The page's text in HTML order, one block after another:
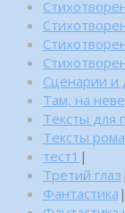
Сценарии и
Там, на
Тексты для
Тексты
тест1 |
Третий глаз |
Фантастика |